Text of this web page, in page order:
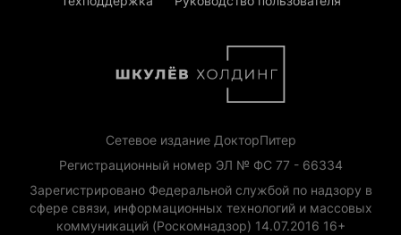
Сетевое издание ДокторПитер
Регистрационный номер ЭЛ № ФС 77 - 66334
Зарегистрировано Федеральной службой по надзору в
сфере связи, информационных технологий и массовых
коммуникаций (Роскомнадзор) 14.07.2016 16+